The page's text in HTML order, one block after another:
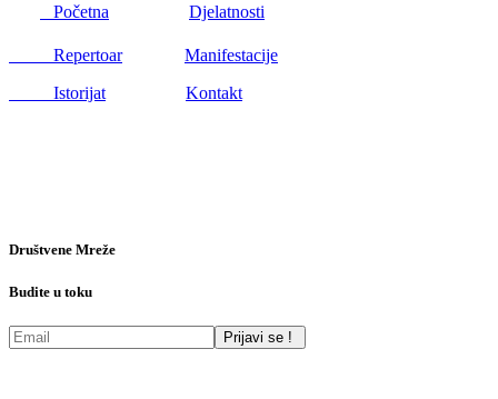
Početna
Djelatnosti
Repertoar
Manifestacije
Istorijat
Kontakt
Društvene Mreže
Budite u toku